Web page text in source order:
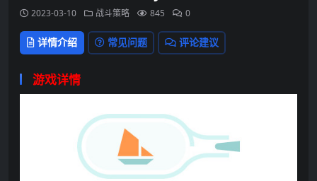
2023-03-10 战斗策略 845 0
详情介绍 常见问题 评论建议
游戏详情